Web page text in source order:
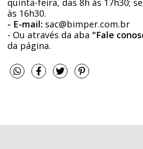
às 16h30.
- E-mail: sac@bimper.com.br
- Ou através da aba "Fale
da página.